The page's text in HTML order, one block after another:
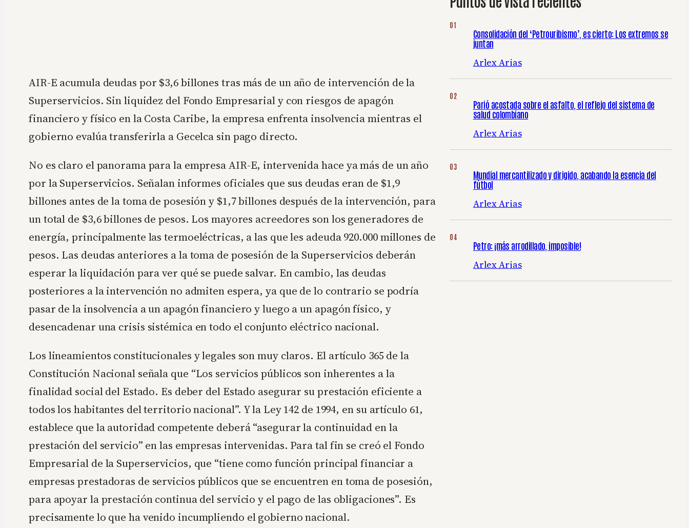
AIR-E acumula deudas por $3,6 billones tras más de un año de intervención de la
Superservicios. Sin liquidez del Fondo Empresarial y con riesgos de apagón
financiero y físico en la Costa Caribe, la empresa enfrenta insolvencia mientras el
gobierno evalúa transferirla a Gecelca sin pago directo.
No es claro el panorama para la empresa AIR-E, intervenida hace ya más de un año
por la Superservicios. Señalan informes oficiales que sus deudas eran de $1,9
billones antes de la toma de posesión y $1,7 billones después de la intervención, para
un total de $3,6 billones de pesos. Los mayores acreedores son los generadores de
energía, principalmente las termoeléctricas, a las que les adeuda 920.000 millones de
pesos. Las deudas anteriores a la toma de posesión de la Superservicios deberán
esperar la liquidación para ver qué se puede salvar. En cambio, las deudas
posteriores a la intervención no admiten espera, ya que de lo contrario se podría
pasar de la insolvencia a un apagón financiero y luego a un apagón físico, y
desencadenar una crisis sistémica en todo el conjunto eléctrico nacional.
Los lineamientos constitucionales y legales son muy claros. El artículo 365 de la
Constitución Nacional señala que “Los servicios públicos son inherentes a la
finalidad social del Estado. Es deber del Estado asegurar su prestación eficiente a
todos los habitantes del territorio nacional”. Y la Ley 142 de 1994, en su artículo 61,
establece que la autoridad competente deberá “asegurar la continuidad en la
prestación del servicio” en las empresas intervenidas. Para tal fin se creó el Fondo
Empresarial de la Superservicios, que “tiene como función principal financiar a
empresas prestadoras de servicios públicos que se encuentren en toma de posesión,
para apoyar la prestación continua del servicio y el pago de las obligaciones”. Es
precisamente lo que ha venido incumpliendo el gobierno nacional.
Consolidación del ‘Petrouribismo’, es cierto: Los extremos se
juntan
Arlex Arias
Parió acostada sobre el asfalto, el reflejo del sistema de
salud colombiano
Arlex Arias
Mundial mercantilizado y dirigido, acabando la esencia del
fútbol
Arlex Arias
Petro: ¡más arrodillado, imposible!
Arlex Arias